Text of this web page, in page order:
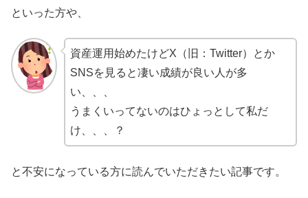
といった方や、
資産運用始めたけどX（旧：Twitter）とか
SNSを見ると凄い成績が良い人が多
い、、、
うまくいってないのはひょっとして私だ
け、、、？
と不安になっている方に読んでいただきたい記事です。